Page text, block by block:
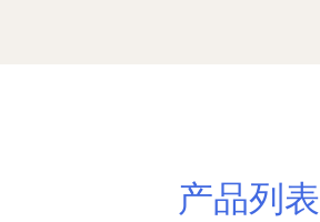
产品列表